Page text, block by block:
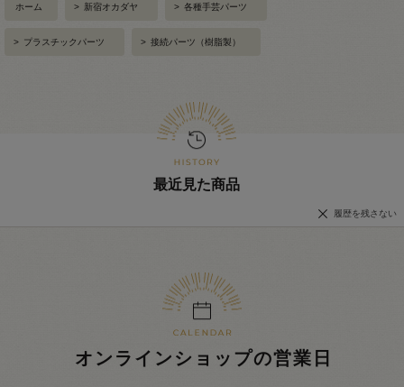
ホーム > 新宿オカダヤ > 各種手芸パーツ
> プラスチックパーツ > 接続パーツ（樹脂製）
最近見た商品
履歴を残さない
オンラインショップの営業日